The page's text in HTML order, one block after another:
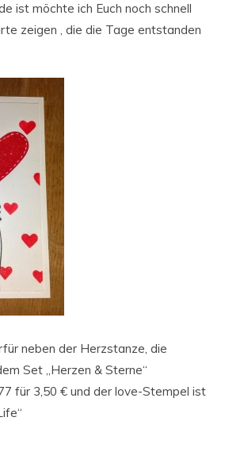
ist möchte ich Euch noch schnell
zeigen , die die Tage entstanden
neben der Herzstanze, die
Set „Herzen & Sterne“
für 3,50 € und der love-Stempel ist